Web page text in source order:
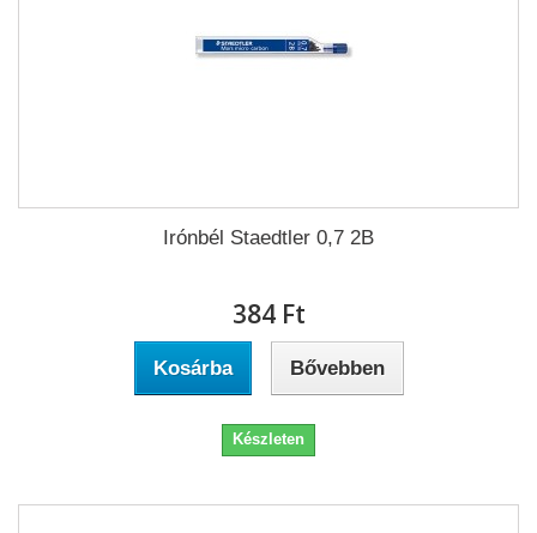
Irónbél Staedtler 0,7 2B
384 Ft‎
Kosárba Bővebben
Készleten